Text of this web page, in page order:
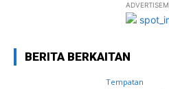
BERITA BERKAITAN
Tempatan